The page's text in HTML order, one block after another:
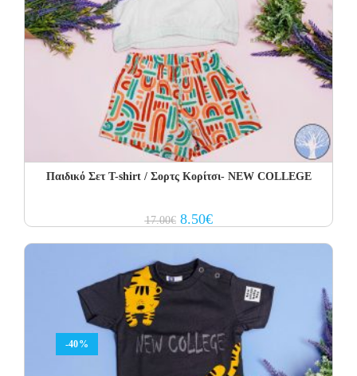
Παιδικό Σετ T-shirt / Σορτς Κορίτσι- NEW COLLEGE
17.00€ Original
price
8.50€Current
price
-40%